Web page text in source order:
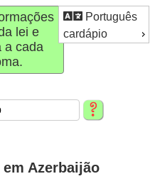
Português
cardápio
lei e
a cada
Azerbaijão